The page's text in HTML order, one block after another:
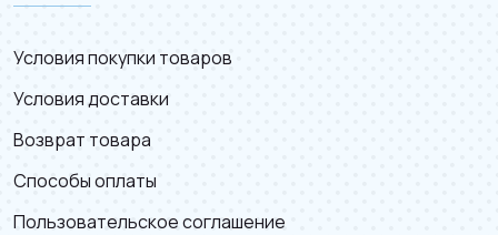
Условия покупки товаров
Условия доставки
Возврат товара
Способы оплаты
Пользовательское соглашение